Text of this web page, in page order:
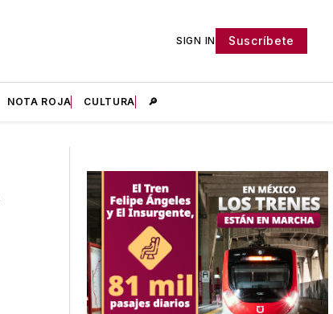
SIGN IN Suscríbete
NOTA ROJA CULTURA 🔎